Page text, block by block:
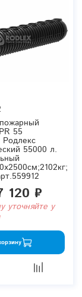
55
55000 л.
120 ₽
уточняйте у